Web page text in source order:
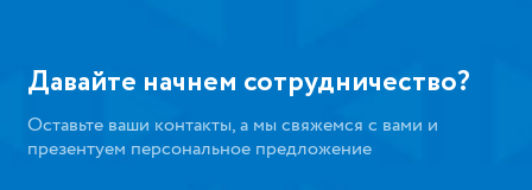
Давайте начнем сотрудничество?
Оставьте ваши контакты, а мы свяжемся с вами и
презентуем персональное предложение